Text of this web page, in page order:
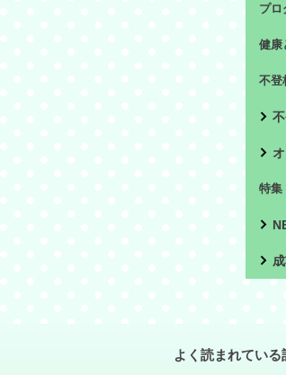
プロ
健康
不登
特集
よく読まれている